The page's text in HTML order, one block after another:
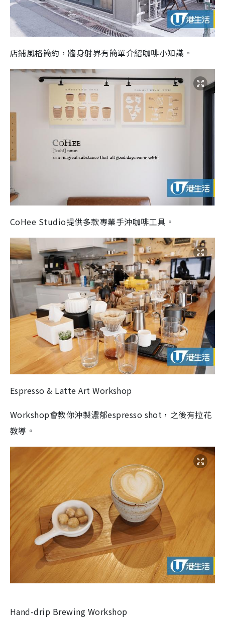
店鋪風格簡約，牆身射界有簡單介紹咖啡小知識。
CoHee Studio提供多款專業手沖咖啡工具。
Espresso & Latte Art Workshop
Workshop會教你沖製濃郁espresso shot，之後有拉花
教導。
Hand-drip Brewing Workshop